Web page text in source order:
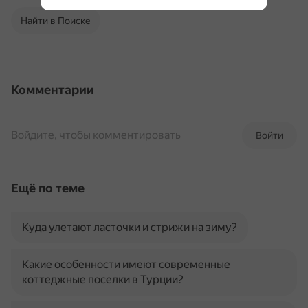
Найти в Поиске
Комментарии
Войти
Войдите, чтобы комментировать
Ещё по теме
Куда улетают ласточки и стрижи на зиму?
Какие особенности имеют современные
коттеджные поселки в Турции?